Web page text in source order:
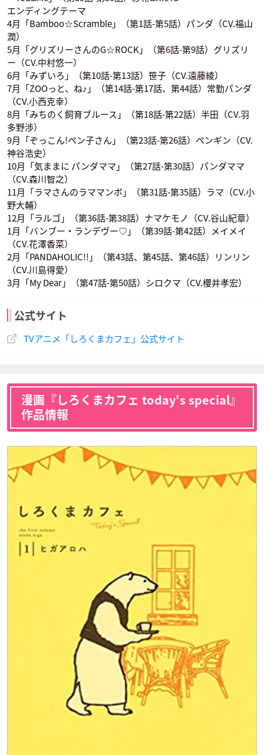
メイメイ
声優：花澤香菜
エンディングテーマ
4月「Bamboo☆Scramble」（第1話-第5話）パンダ（CV.福山
潤）
5月「グリズリーさんのG☆ROCK」（第6話-第9話）グリズリ
ー（CV.中村悠一）
6月「みずいろ」（第10話-第13話）笹子（CV.遠藤綾）
7月「ZOOっと、ね♪」（第14話-第17話、第44話）常勤パンダ
（CV.小西克幸）
8月「みちのく飼育ブルース」（第18話-第22話）半田（CV.羽
多野渉）
9月「ぞっこん!ペン子さん」（第23話-第26話）ペンギン（CV.
神谷浩史）
10月「気ままに パンダママ」（第27話-第30話）パンダママ
（CV.森川智之）
11月「ラマさんのラママンボ」（第31話-第35話）ラマ（CV.小
野大輔）
12月「ラルゴ」（第36話-第38話）ナマケモノ（CV.谷山紀章）
1月「バンブー・ランデヴー♡」（第39話-第42話）メイメイ
（CV.花澤香菜）
2月「PANDAHOLIC!!」（第43話、第45話、第46話）リンリン
（CV.川島得愛）
3月「My Dear」（第47話-第50話）シロクマ（CV.櫻井孝宏）
公式サイト
TVアニメ「しろくまカフェ」公式サイト
漫画『しろくまカフェ today's special』
作品情報